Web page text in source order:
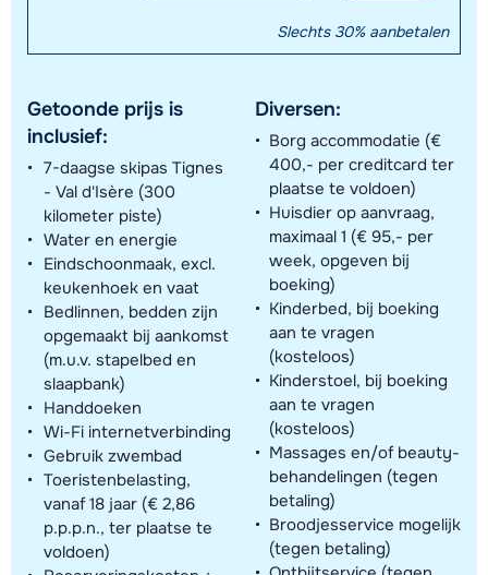
Slechts 30% aanbetalen
Getoonde prijs is
inclusief:
7-daagse skipas Tignes
- Val d'Isère (300
kilometer piste)
Water en energie
Eindschoonmaak, excl.
keukenhoek en vaat
Bedlinnen, bedden zijn
opgemaakt bij aankomst
(m.u.v. stapelbed en
slaapbank)
Handdoeken
Wi-Fi internetverbinding
Gebruik zwembad
Toeristenbelasting,
vanaf 18 jaar (€ 2,86
p.p.p.n., ter plaatse te
voldoen)
Diversen:
Borg accommodatie (€
400,- per creditcard ter
plaatse te voldoen)
Huisdier op aanvraag,
maximaal 1 (€ 95,- per
week, opgeven bij
boeking)
Kinderbed, bij boeking
aan te vragen
(kosteloos)
Kinderstoel, bij boeking
aan te vragen
(kosteloos)
Massages en/of beauty-
behandelingen (tegen
betaling)
Broodjesservice mogelijk
(tegen betaling)